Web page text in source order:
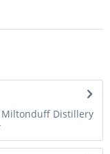
Miltonduff Distillery